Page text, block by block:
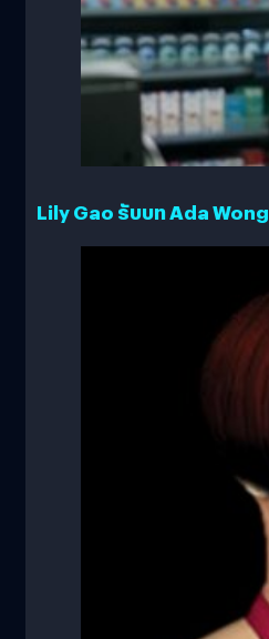
Lily Gao รับบท Ada Wong